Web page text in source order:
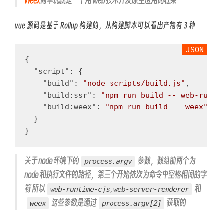
vue 源码是基于 Rollup 构建的，从构建脚本可以看出产物有 3 种
{
"script" :
{
"build" : "node scripts/build.js" ,
"build:ssr" :
"npm run build -- web-
"build:weex" :
"npm run build -- weex"
}
}
关于 node 环境下的 process.argv
参数，数组前两个为
node 和执行文件的路径，第三个开始依次为命令中空格相间的字
符 所以
web-runtime-cjs,web-server-renderer 和
weex 这些参数是通过 process.argv[2] 获取的